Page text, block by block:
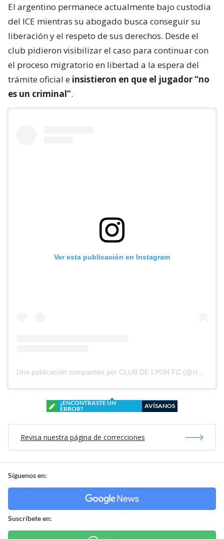
El argentino permanece actualmente bajo custodia
del ICE mientras su abogado busca conseguir su
liberación y el respeto de sus derechos. Desde el
club pidieron visibilizar el caso para continuar con
el proceso migratorio en libertad a la espera del
trámite oficial e insistieron en que el jugador “no
es un criminal”.
Ver esta publicación en Instagram
¿ENCONTRASTE UN
ERROR?
AVÍSANOS
Revisa nuestra página de correcciones
Síguenos en:
Suscríbete en: